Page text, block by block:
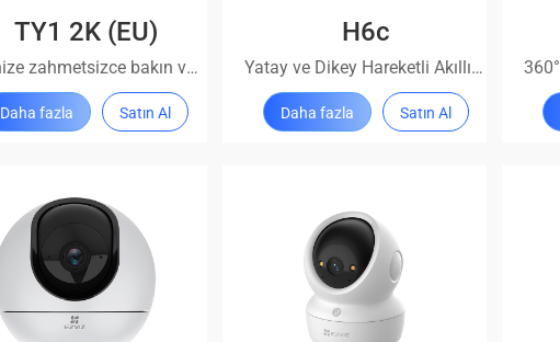
TY1 2K (EU)
Ailenize zahmetsizce bakın ve koruyun
Daha fazla Satın Al
H6c
Yatay ve Dikey Hareketli Akıllı Ev Kamerası
Daha fazla Satın Al